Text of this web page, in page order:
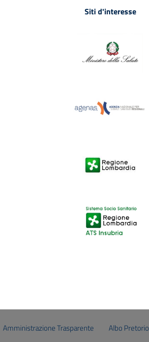
Siti d'interesse
Amministrazione Trasparente Albo Pretorio